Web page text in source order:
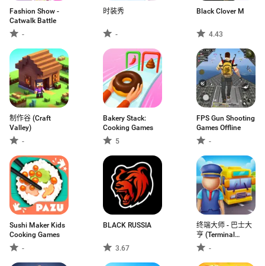
Fashion Show -
Catwalk Battle
-
时装秀
-
Black Clover M
4.43
制作谷 (Craft
Valley)
-
Bakery Stack:
Cooking Games
5
FPS Gun Shooting
Games Offline
-
Sushi Maker Kids
Cooking Games
-
BLACK RUSSIA
3.67
终端大师 - 巴士大
亨 (Terminal
Master)
-